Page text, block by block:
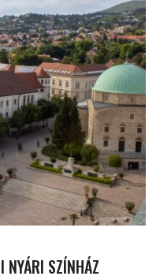
NYÁRI SZÍNHÁZ